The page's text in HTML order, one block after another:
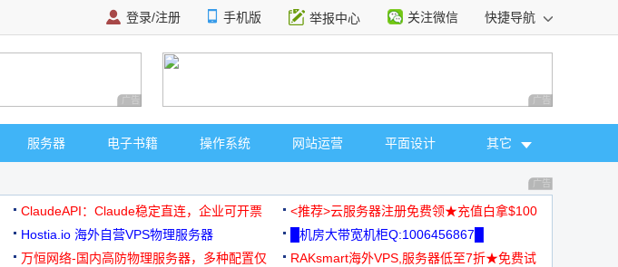
登录/注册 手机版 举报中心 关注微信 快捷导航
广告 商业广告，理性选择 广告 商业广告，理
服务器 电子书籍 操作系统 网站运营 平面设计 其它
广告 商业广告，理
ClaudeAPI：Claude稳定直连，企业可开票
<推荐>云服务器注册免费领★充值白拿$100
Hostia.io 海外自营VPS物理服务器
█机房大带宽机柜Q:1006456867█
万恒网络-国内高防物理服务器，多种配置仅
RAKsmart海外VPS,服务器低至7折★免费试